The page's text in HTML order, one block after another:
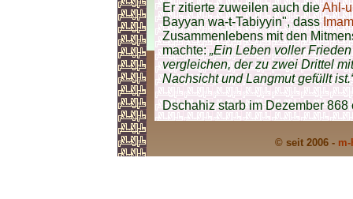
Er zitierte zuweilen auch dieAhl-
Bayyan wa-t-Tabiyyin", dass
Zusammenlebens mit den
machte:„Ein Leben voller
vergleichen, der zu zwei Drittel
Nachsicht und Langmut gefüllt
Dschahiz starb im Dezember 868
© seit 2006 -